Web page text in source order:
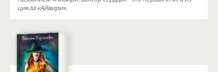
цикла «Айвири».